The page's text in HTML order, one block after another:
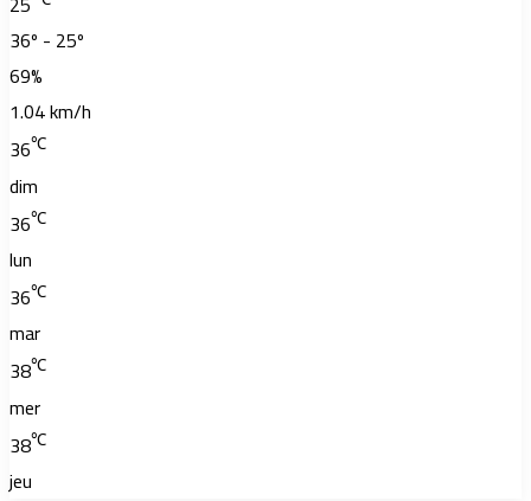
36º - 25º
69%
1.04 km/h
36℃
dim
36℃
lun
36℃
mar
38℃
mer
38℃
jeu